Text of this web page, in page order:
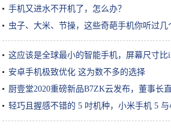
手机又进水不开机了，怎么办？
虫子、大米、节操，这些奇葩手机你听过几
这应该是全球最小的智能手机，屏幕尺寸比
安卓手机极致优化 这为数不多的选择
厨壹堂2020重磅新品B7ZK云发布，董事长
轻巧且握感不错的 5 吋机种，小米手机 5